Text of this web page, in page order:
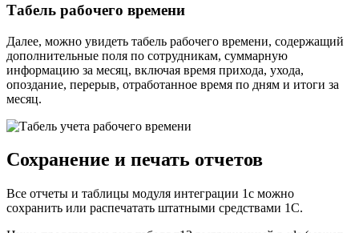
Табель рабочего времени
Далее, можно увидеть табель рабочего времени, содержащий
дополнительные поля по сотрудникам, суммарную
информацию за месяц, включая время прихода, ухода,
опоздание, перерыв, отработанное время по дням и итоги за
месяц.
Сохранение и печать отчетов
Все отчеты и таблицы модуля интеграции 1с можно
сохранить или распечатать штатными средствами 1С.